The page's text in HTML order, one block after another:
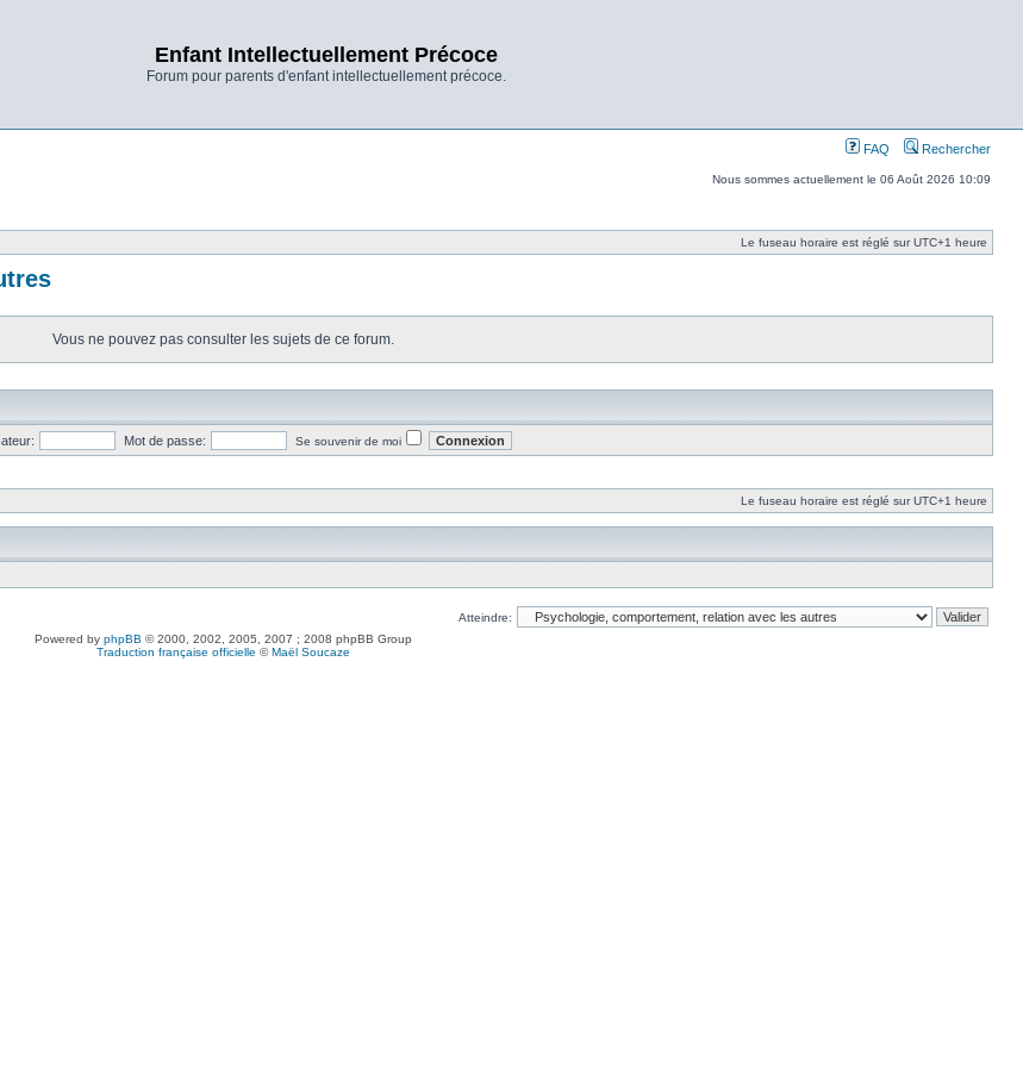
Enfant Intellectuellement Précoce
Forum pour parents d'enfant intellectuellement précoce.
FAQ Rechercher
Nous sommes actuellement le 06 Août 2026 10:09
Le fuseau horaire est réglé sur UTC+1 heure
Vous ne pouvez pas consulter les sujets de ce forum.
Mot de passe: Se souvenir de moi
Le fuseau horaire est réglé sur UTC+1 heure
Atteindre:
Powered by phpBB © 2000, 2002, 2005, 2007 ; 2008 phpBB Group
Traduction française officielle ©Maël Soucaze